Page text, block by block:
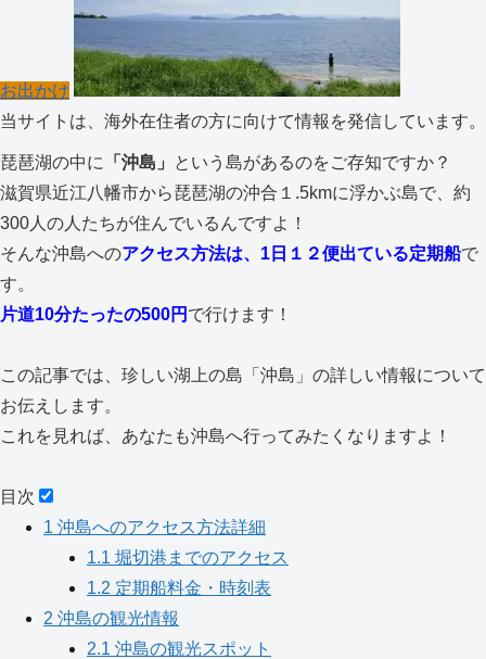
お出かけ
当サイトは、海外在住者の方に向けて情報を発信しています。
琵琶湖の中に 「沖島」
という島があるのをご存知ですか？
滋賀県近江八幡市から琵琶湖の沖合１.5kmに浮かぶ島で、約
300人の人たちが住んでいるんですよ！
そんな沖島へのアクセス方法は、1日１２便出ている定期船で
す。
片道10分たったの500円 で行けます！
この記事では、珍しい湖上の島「沖島」の詳しい情報について
お伝えします。
これを見れば、あなたも沖島へ行ってみたくなりますよ！
目次
1 沖島へのアクセス方法詳細
1.1 堀切港までのアクセス
1.2 定期船料金・時刻表
2 沖島の観光情報
2.1 沖島の観光スポット